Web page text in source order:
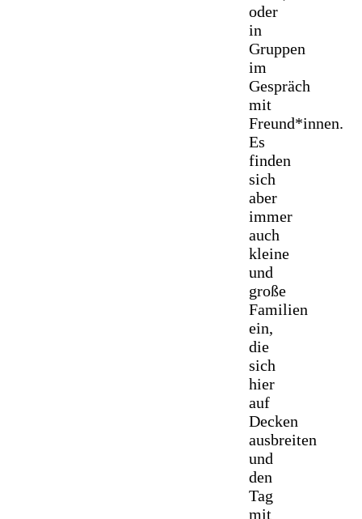
oder
in
Gruppen
im
Gespräch
mit
Freund*innen.
Es
finden
sich
aber
immer
auch
kleine
und
große
Familien
ein,
die
sich
hier
auf
Decken
ausbreiten
und
den
Tag
mit